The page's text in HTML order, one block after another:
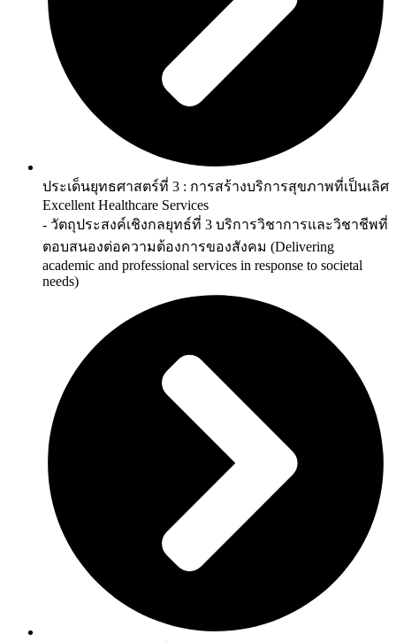
ประเด็นยุทธศาสตร์ที่ 3 : การสร้างบริการสุขภาพที่เป็นเลิศ
Excellent Healthcare Services
- วัตถุประสงค์เชิงกลยุทธ์ที่ 3 บริการวิชาการและวิชาชีพที่
ตอบสนองต่อความต้องการของสังคม (Delivering
academic and professional services in response to societal
needs)